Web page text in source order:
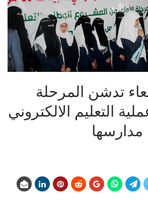
تدشن المرحلة
التعليم الالكتروني